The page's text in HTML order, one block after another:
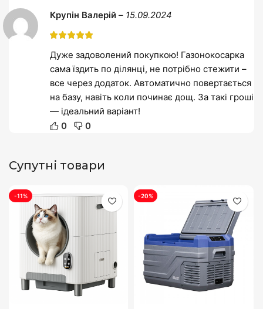
Крупін Валерій – 15.09.2024
Дуже задоволений покупкою! Газонокосарка
сама їздить по ділянці, не потрібно стежити –
все через додаток. Автоматично повертається
на базу, навіть коли починає дощ. За такі гроші
— ідеальний варіант!
0
0
Супутні товари
-11% -20%